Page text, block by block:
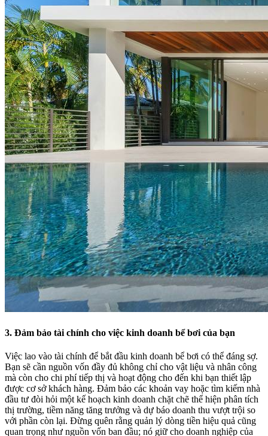
3. Đảm bảo tài chính cho việc kinh doanh bể bơi của bạn
Việc lao vào tài chính để bắt đầu kinh doanh bể bơi có thể đáng sợ.
Bạn sẽ cần nguồn vốn đầy đủ không chỉ cho vật liệu và nhân công
mà còn cho chi phí tiếp thị và hoạt động cho đến khi bạn thiết lập
được cơ sở khách hàng. Đảm bảo các khoản vay hoặc tìm kiếm nhà
đầu tư đòi hỏi một kế hoạch kinh doanh chặt chẽ thể hiện phân tích
thị trường, tiềm năng tăng trưởng và dự báo doanh thu vượt trội so
với phần còn lại. Đừng quên rằng quản lý dòng tiền hiệu quả cũng
quan trọng như nguồn vốn ban đầu; nó giữ cho doanh nghiệp của